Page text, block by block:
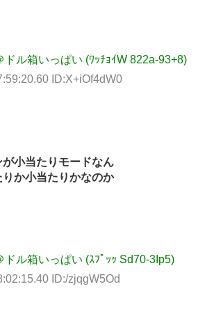
ドル箱いっぱい (ﾜｯﾁｮｲW 822a-93+8)
ID:X+iOf4dW0
小当たりモードなん
か小当たりかなのか
ドル箱いっぱい (ｽﾌﾟｯｯ Sd70-3Ip5)
ID:/zjqgW5Od